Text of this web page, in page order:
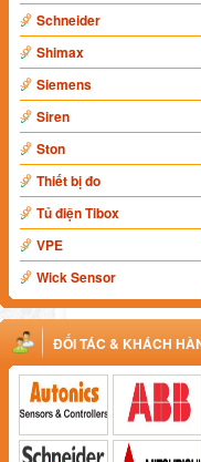
Schneider
Shimax
Siemens
Siren
Ston
Thiết bị đo
Tủ điện Tibox
VPE
Wick Sensor
ĐỐI TÁC & KHÁCH